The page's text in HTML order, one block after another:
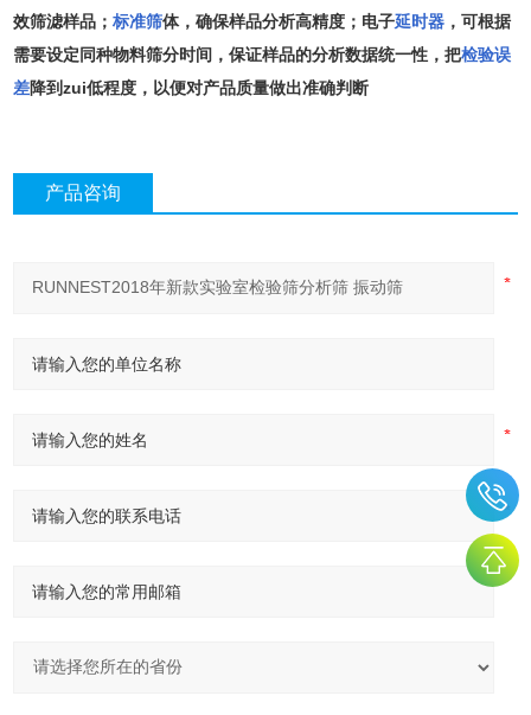
效筛滤样品；标准筛体，确保样品分析高精度；电子延时器 ，可根据
需要设定同种物料筛分时间，保证样品的分析数据统一性，把检验误
差降到zui低程度，以便对产品质量做出准确判断
产品咨询